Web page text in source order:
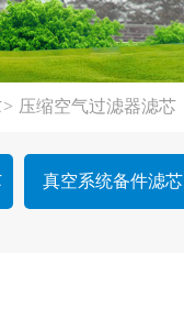
> 压缩空气过滤器滤芯
真空系统备件滤芯